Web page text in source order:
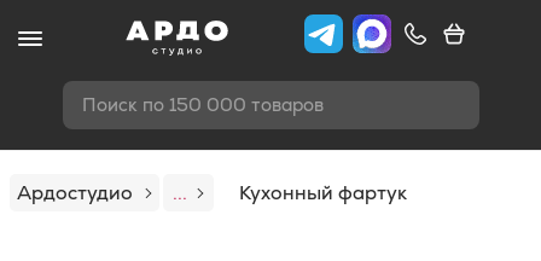
Поиск по 150 000 товаров
Ардостудио ... Кухонный фартук